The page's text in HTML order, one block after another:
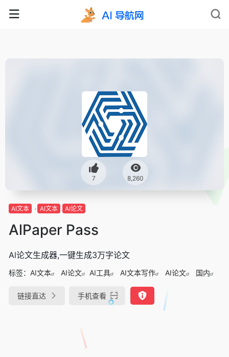
7 8,260
AI文本 AI文本 AI论文
AlPaper Pass
Al论文生成器,一键生成3万字论文
标签： AI文本 AI论文 AI工具 AI文本写作 AI论文 国内
链接直达 手机查看